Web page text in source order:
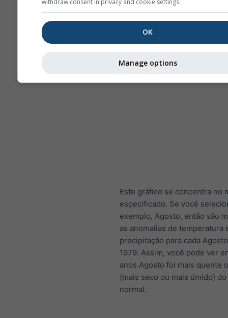
Este gráfico se concentra no
especificado. Se você
exemplo, Agosto, então são
as anomalias de temperatura
precipitação para cada
1979. Assim, você pode ver
anos Agosto foi mais quente
(mais seco ou mais úmido)
normal.
withdraw consent in privacy and cookie settings.
OK
Manage options